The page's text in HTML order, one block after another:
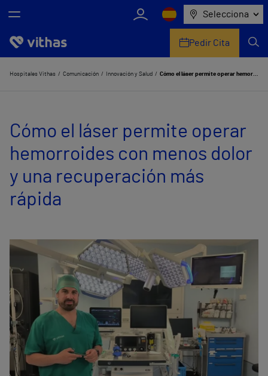
Selecciona
Nosotros
Servicios de salud
Equipo médico y asistencial
Información útil
Pedir Cita
Hospitales Vithas Comunicación Innovación y Salud Cómo el láser permite operar hemorroides con menos dolor y una recuperación más rápida
Cómo el láser permite operar
hemorroides con menos dolor
y una recuperación más
rápida